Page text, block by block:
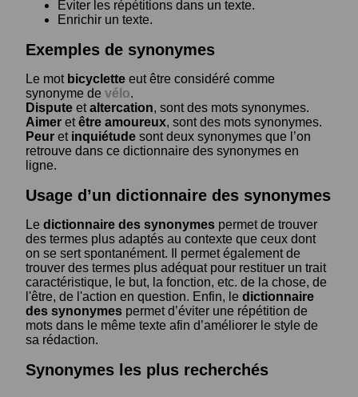
Eviter les répétitions dans un texte.
Enrichir un texte.
Exemples de synonymes
Le mot bicyclette eut être considéré comme
synonyme de vélo.
Dispute etaltercation, sont des mots synonymes.
Aimer etêtre amoureux, sont des mots synonymes.
Peur et inquiétude sont deux synonymes que l’on
retrouve dans ce dictionnaire des synonymes en
ligne.
Usage d’un dictionnaire des synonymes
Le dictionnaire des synonymes permet de trouver
des termes plus adaptés au contexte que ceux dont
on se sert spontanément. Il permet également de
trouver des termes plus adéquat pour restituer un trait
caractéristique, le but, la fonction, etc. de la chose, de
l'être, de l'action en question. Enfin, le dictionnaire
des synonymes permet d’éviter une répétition de
mots dans le même texte afin d’améliorer le style de
sa rédaction.
Synonymes les plus recherchés